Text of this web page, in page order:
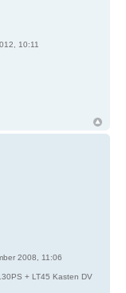
10:11
2008, 11:06
+ LT45 Kasten DV